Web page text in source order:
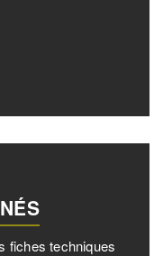
fiches techniques